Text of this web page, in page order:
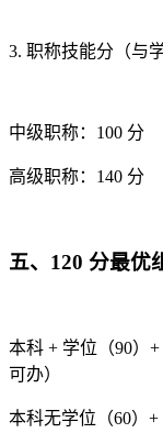
3. 职称技能分（与
中级职称：100 分
高级职称：140 分
五、120 分最优
本科 + 学位（90）
可办）
本科无学位（60）+